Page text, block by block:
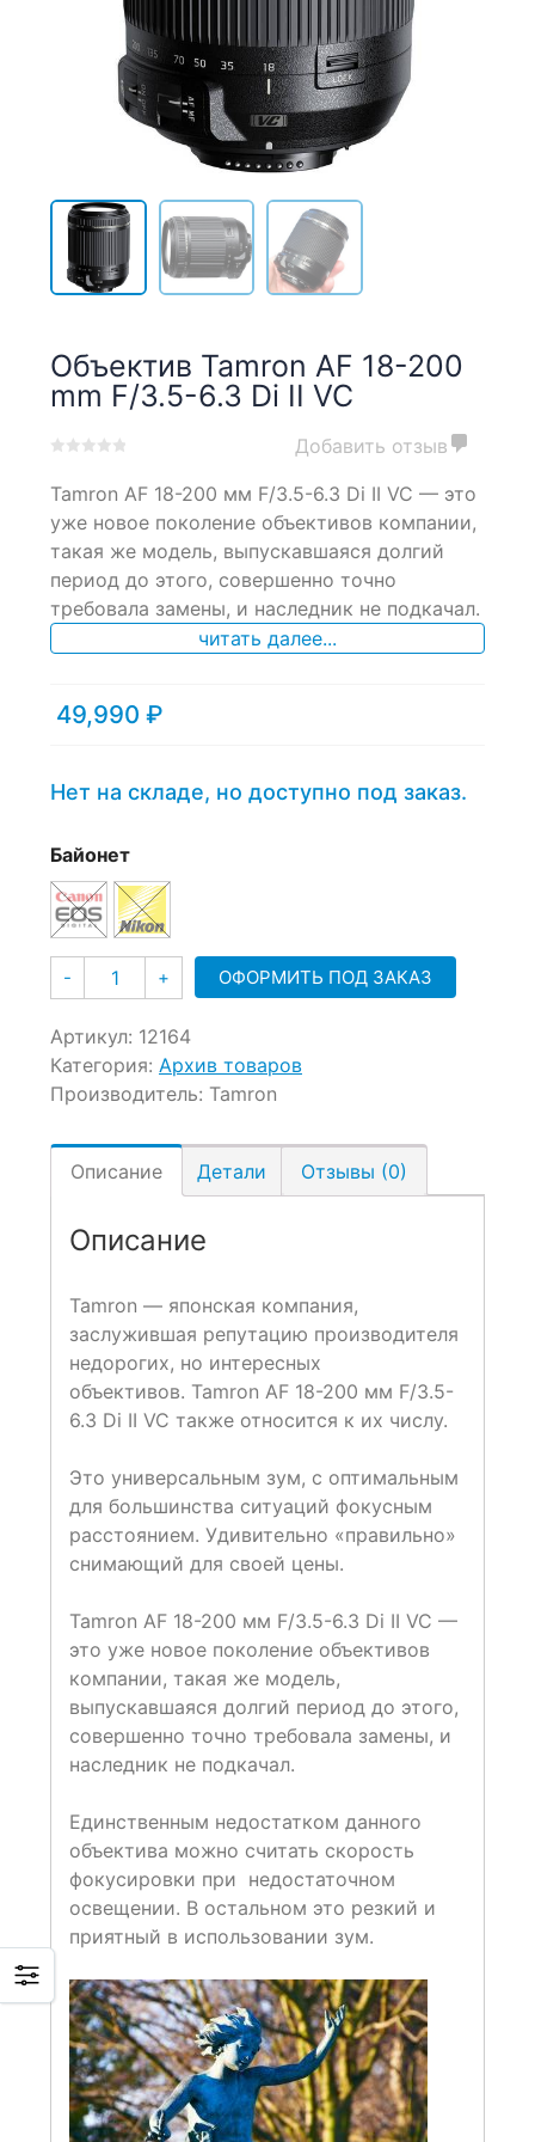
Объектив Tamron AF 18-200
mm F/3.5-6.3 Di II VC
out
based
on
customer
ratings
Добавить отзыв
Tamron AF 18-200 мм F/3.5-6.3 Di II VC — это
уже новое поколение объективов компании,
такая же модель, выпускавшаяся долгий
период до этого, совершенно точно
требовала замены, и наследник не подкачал.
читать далее...
49,990 ₽
Нет на складе, но доступно под заказ.
Байонет
- Количество
+ ОФОРМИТЬ ПОД ЗАКАЗ
Артикул: 12164
Категория: Архив товаров
Производитель: Tamron
Описание Детали Отзывы (0)
Описание
Tamron — японская компания,
заслужившая репутацию производителя
недорогих, но интересных
объективов. Tamron AF 18-200 мм F/3.5-
6.3 Di II VC также относится к их числу.
Это универсальным зум, с оптимальным
для большинства ситуаций фокусным
расстоянием. Удивительно «правильно»
снимающий для своей цены.
Tamron AF 18-200 мм F/3.5-6.3 Di II VC —
это уже новое поколение объективов
компании, такая же модель,
выпускавшаяся долгий период до этого,
совершенно точно требовала замены, и
наследник не подкачал.
Единственным недостатком данного
объектива можно считать скорость
фокусировки при недостаточном
освещении. В остальном это резкий и
приятный в использовании зум.